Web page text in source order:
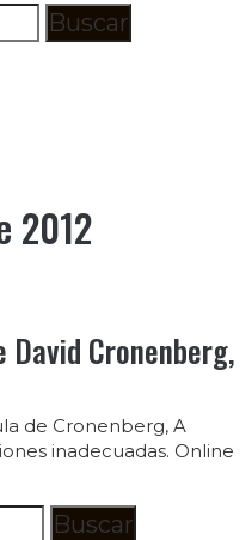
2012
David Cronenberg,
de Cronenberg, A
inadecuadas. Online